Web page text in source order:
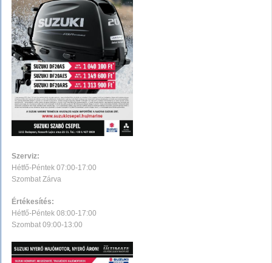
Szerviz:
Hétfő-Péntek 07:00-17:00
Szombat Zárva
Értékesítés:
Hétfő-Péntek 08:00-17:00
Szombat 09:00-13:00